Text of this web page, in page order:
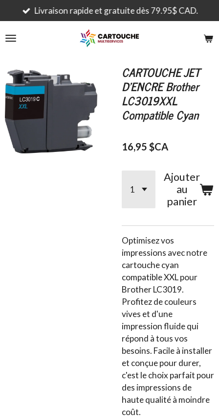
Passer
au
contenu
Livraison rapide et gratuite dès 79.95$ CAD.
CARTOUCHE JET
D'ENCRE Brother
LC3019XXL
Compatible Cyan
16,95 $CA
Ajouter
au
panier
Optimisez vos
impressions avec notre
cartouche cyan
compatible XXL pour
Brother LC3019.
Profitez de couleurs
vives et d'une
impression fluide qui
répond à tous vos
besoins. Facile à installer
et conçue pour durer,
c'est le choix parfait pour
des impressions de
haute qualité à moindre
coût.